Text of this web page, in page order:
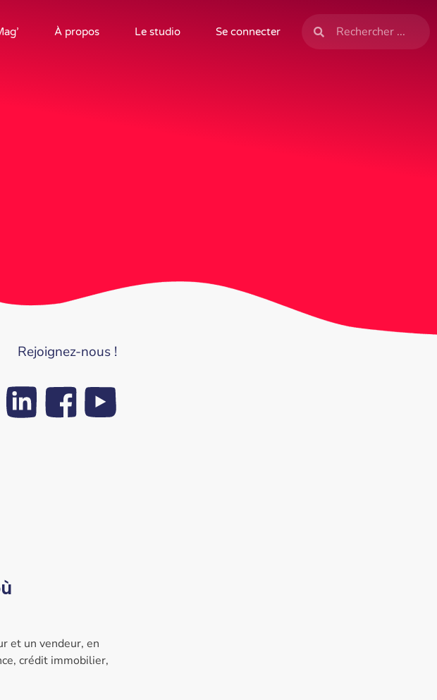
À propos Le studio Se connecter
Rejoignez-nous !
et un vendeur, en
crédit immobilier,